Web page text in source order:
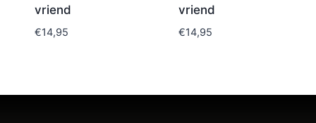
vriend
€14,95
vriend
€14,95